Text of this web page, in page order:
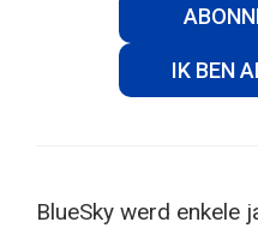
IK BEN
BlueSky werd enkele